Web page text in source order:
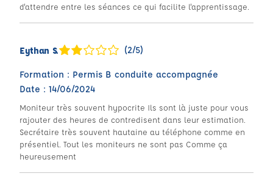
d'attendre entre les séances ce qui facilite l'apprentissage.
Eythan S. (2/5)
Formation : Permis B conduite accompagnée
Date : 14/06/2024
Moniteur très souvent hypocrite Ils sont là juste pour vous
rajouter des heures de contredisent dans leur estimation.
Secrétaire très souvent hautaine au téléphone comme en
présentiel. Tout les moniteurs ne sont pas Comme ça
heureusement